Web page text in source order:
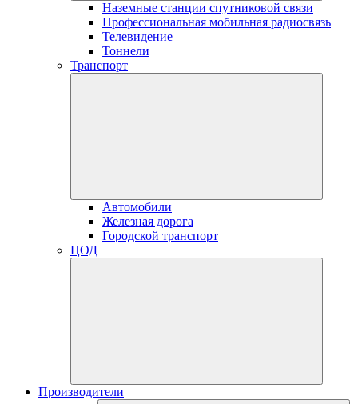
Наземные станции спутниковой связи
Профессиональная мобильная радиосвязь
Телевидение
Тоннели
Транспорт
Автомобили
Железная дорога
Городской транспорт
ЦОД
Производители